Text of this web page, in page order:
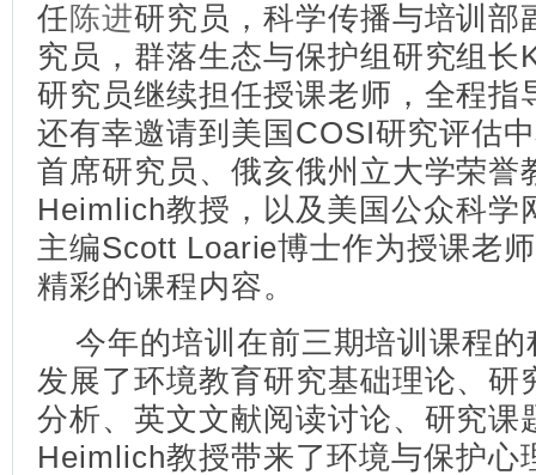
任陈进研究员，科学传播与培训部
究员，群落生态与保护组研究组
研究员继续担任授课老师，全程指
还有幸邀请到美国COSI研究评估
首席研究员、俄亥俄州立大学荣誉
Heimlich教授，以及美国公众科
主编Scott Loarie博士作为授课老
精彩的课程内容。
今年的培训在前三期培训课程的
发展了环境教育研究基础理论、研
分析、英文文献阅读讨论、研究课
Heimlich教授带来了环境与保护心